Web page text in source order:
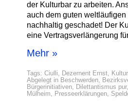
der Kulturbar zu arbeiten.
auch dem guten
nachhaltig geschadet! Der
eine Vertragsverlängerung
Mehr »
Tags: Ciulli, Dezernent Ernst,
Abgelegt in Beschwerden,
Bürgerinitiativen, Dilettantismus pur
Mülheim, Presseerklärungen,